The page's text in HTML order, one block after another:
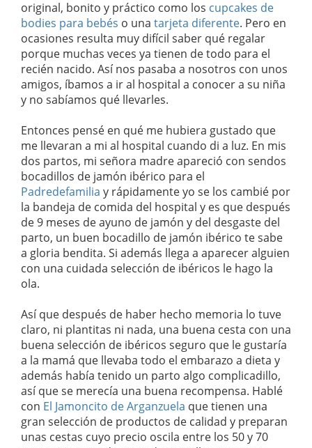
original, bonito y práctico como los cupcakes de
bodies para bebés o una tarjeta diferente. Pero en
ocasiones resulta muy difícil saber qué regalar
porque muchas veces ya tienen de todo para el
recién nacido. Así nos pasaba a nosotros con unos
amigos, íbamos a ir al hospital a conocer a su niña
y no sabíamos qué llevarles.
Entonces pensé en qué me hubiera gustado que
me llevaran a mi al hospital cuando di a luz. En mis
dos partos, mi señora madre apareció con sendos
bocadillos de jamón ibérico para el
Padredefamilia y rápidamente yo se los cambié por
la bandeja de comida del hospital y es que después
de 9 meses de ayuno de jamón y del desgaste del
parto, un buen bocadillo de jamón ibérico te sabe
a gloria bendita. Si además llega a aparecer alguien
con una cuidada selección de ibéricos le hago la
ola.
Así que después de haber hecho memoria lo tuve
claro, ni plantitas ni nada, una buena cesta con una
buena selección de ibéricos seguro que le gustaría
a la mamá que llevaba todo el embarazo a dieta y
además había tenido un parto algo complicadillo,
así que se merecía una buena recompensa. Hablé
con El Jamoncito de Arganzuela que tienen una
gran selección de productos de calidad y preparan
unas cestas cuyo precio oscila entre los 50 y 70